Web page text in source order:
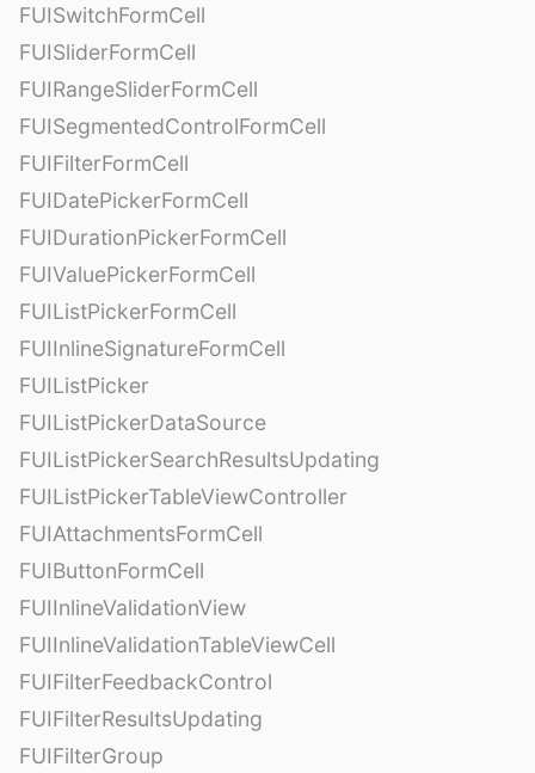
FUISwitchFormCell
FUISliderFormCell
FUIRangeSliderFormCell
FUISegmentedControlFormCell
FUIFilterFormCell
FUIDatePickerFormCell
FUIDurationPickerFormCell
FUIValuePickerFormCell
FUIListPickerFormCell
FUIInlineSignatureFormCell
FUIListPicker
FUIListPickerDataSource
FUIListPickerSearchResultsUpdating
FUIListPickerTableViewController
FUIAttachmentsFormCell
FUIButtonFormCell
FUIInlineValidationView
FUIInlineValidationTableViewCell
FUIFilterFeedbackControl
FUIFilterResultsUpdating
FUIFilterGroup